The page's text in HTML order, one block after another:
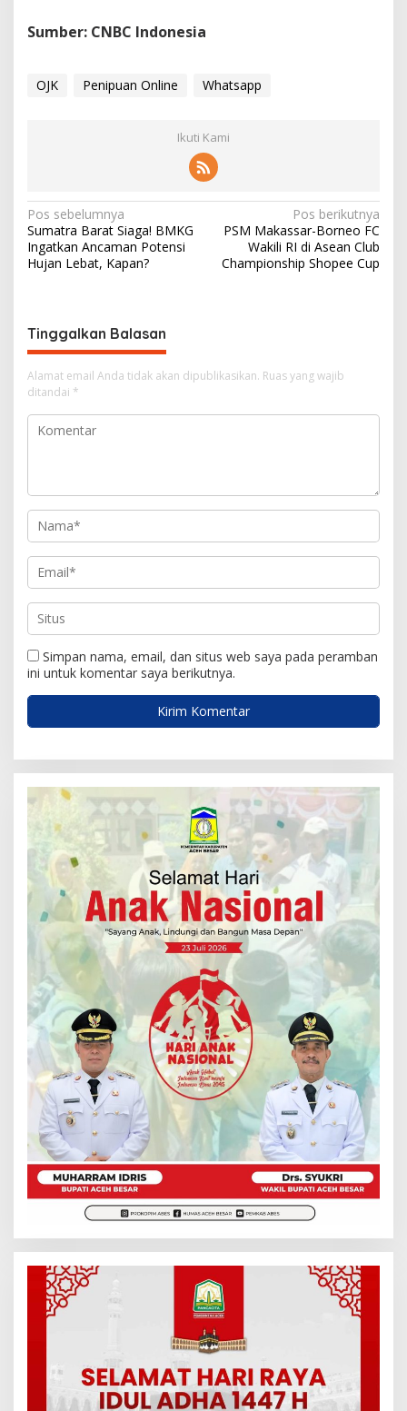
Sumber: CNBC Indonesia
OJK Penipuan Online Whatsapp
Ikuti Kami
N
a
v
g
a
s
i
p
Pos sebelumnya
Sumatra Barat Siaga! BMKG
Ingatkan Ancaman Potensi
Hujan Lebat, Kapan?
Pos berikutnya
PSM Makassar-Borneo FC
Wakili RI di Asean Club
Championship Shopee Cup
Tinggalkan Balasan
Alamat email Anda tidak akan dipublikasikan. Ruas yang wajib
ditandai *
Simpan nama, email, dan situs web saya pada peramban
ini untuk komentar saya berikutnya.